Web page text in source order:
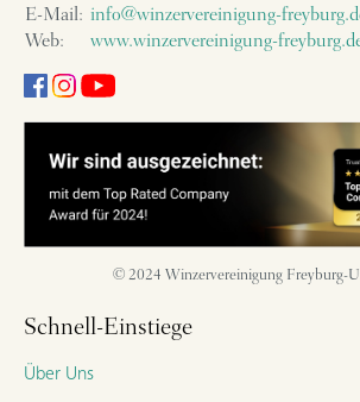
E-Mail: info@winzervereinigung-
Web:
www.winzervereinigung-
© 2024 Winzervereinigung Freyburg-
Schnell-Einstiege
Über Uns